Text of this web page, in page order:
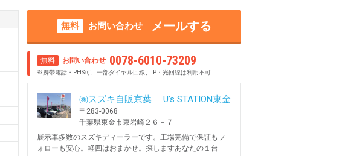
無料 お問い合わせ メールする
無料 お問い合わせ 0078-6010-73209
※携帯電話・PHS可、一部ダイヤル回線、IP・光回線は利用不可
㈱スズキ自販京葉 U’s STATION東金
〒283-0068
千葉県東金市東岩崎２６－７
展示車多数のスズキディーラーです。工場完備で保証もフ
ォローも安心。軽四はおまかせ。探しますあなたの１台